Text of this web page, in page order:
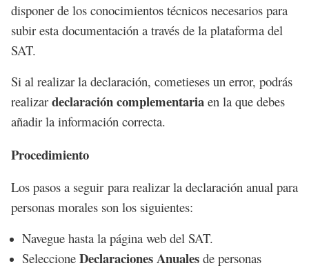
disponer de los conocimientos técnicos necesarios para
subir esta documentación a través de la plataforma del
SAT.
Si al realizar la declaración, cometieses un error, podrás
realizar declaración complementaria en la que debes
añadir la información correcta.
Procedimiento
Los pasos a seguir para realizar la declaración anual para
personas morales son los siguientes:
Navegue hasta la página web del SAT.
Seleccione Declaraciones Anuales de personas